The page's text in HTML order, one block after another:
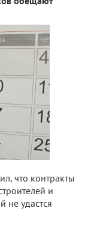
что контракты
и
не удастся